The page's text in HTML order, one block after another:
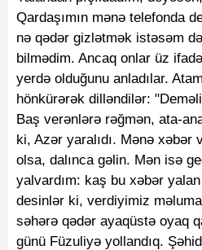
Qardaşımın mənə telefonda
nə qədər gizlətmək istəsəm
bilmədim. Ancaq onlar üz
yerdə olduğunu anladılar.
hönkürərək dilləndilər:
Baş verənlərə rəğmən, ata-
ki, Azər yaralıdı. Mənə
olsa, dalınca gəlin. Mən isə
yalvardım: kaş bu xəbər
desinlər ki, verdiyimiz
səhərə qədər ayaqüstə oyaq
günü Füzuliyə yollandıq.